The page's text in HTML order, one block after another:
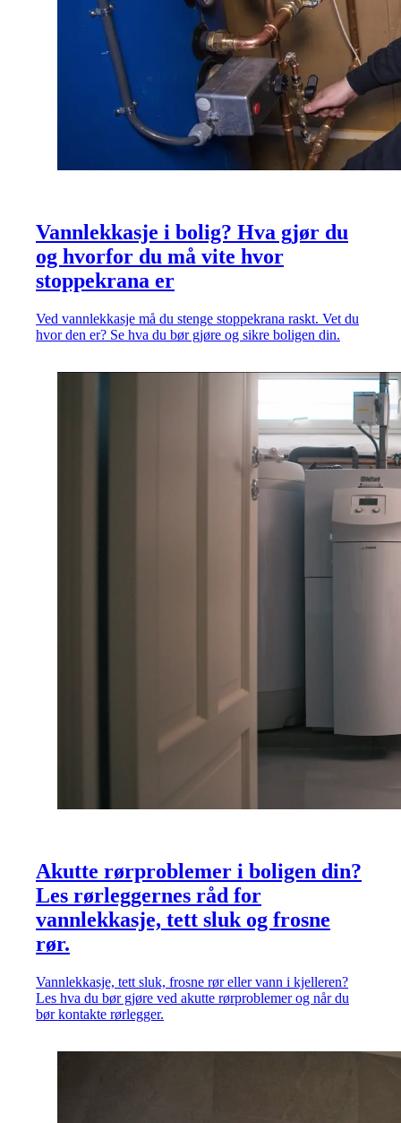
Vannlekkasje i bolig? Hva gjør du
og hvorfor du må vite hvor
stoppekrana er
Ved vannlekkasje må du stenge stoppekrana raskt. Vet du
hvor den er? Se hva du bør gjøre og sikre boligen din.
Akutte rørproblemer i boligen din?
Les rørleggernes råd for
vannlekkasje, tett sluk og frosne
rør.
Vannlekkasje, tett sluk, frosne rør eller vann i kjelleren?
Les hva du bør gjøre ved akutte rørproblemer og når du
bør kontakte rørlegger.